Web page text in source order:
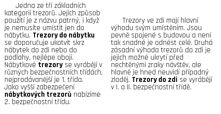
Jedna ze tří základních
kategorií trezorů. Jejich způsob
použití je z názvu patrný, i když
je nemusíte umístit jen do
nábytku. Trezory do nábytku
se doporučuje ukotvit skrz
nábytek do zdi nebo do
podlahy, nejlépe obojí.
Nábytkové trezory se vyrábějí v
různých bezpečnostních třídách,
nejprodávanější je 1. třída.
Jako vyšší zabezpečení
nábytkových trezorů nabízíme
2. bezpečnostní třídu.
Trezory ve zdi mají hlavní
výhodu svým umístěním. Jsou
pevně spojené s budovou a není
tak snadné je odnést celé. Druhá
zásadní výhoda trezorů do zdi je
jejich možné ukrytí před
nechtěnými zraky návštěv, ale
hlavně je hned neuvidí případný
zloděj. Trezory do zdi se vyrábějí
v I. a II. bezpečnostní třídě.